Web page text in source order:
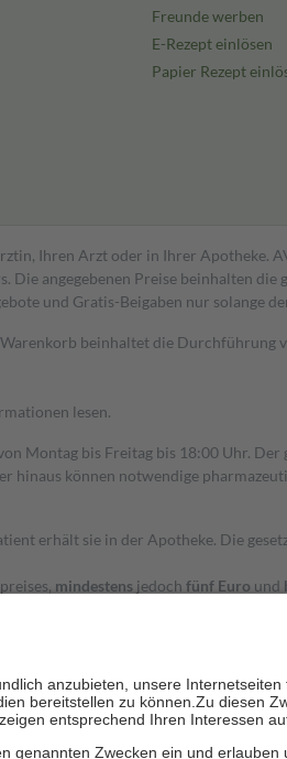
Freunde werben
E-Rezept einlösen
Papier Rezept
Ihren Arzt oder in Ihrer Apotheke.
angegebenen Preise beinhalten die
und Gratis-Beigaben nur solange
beinhaltet die Durchführung
lesen.
Montag bis Freitag bis 18:00 Uhr.
können notwendige
erhält sie in der Apotheke. Die
mindestens jedoch fünf Euro und
Stellung der Familie zu